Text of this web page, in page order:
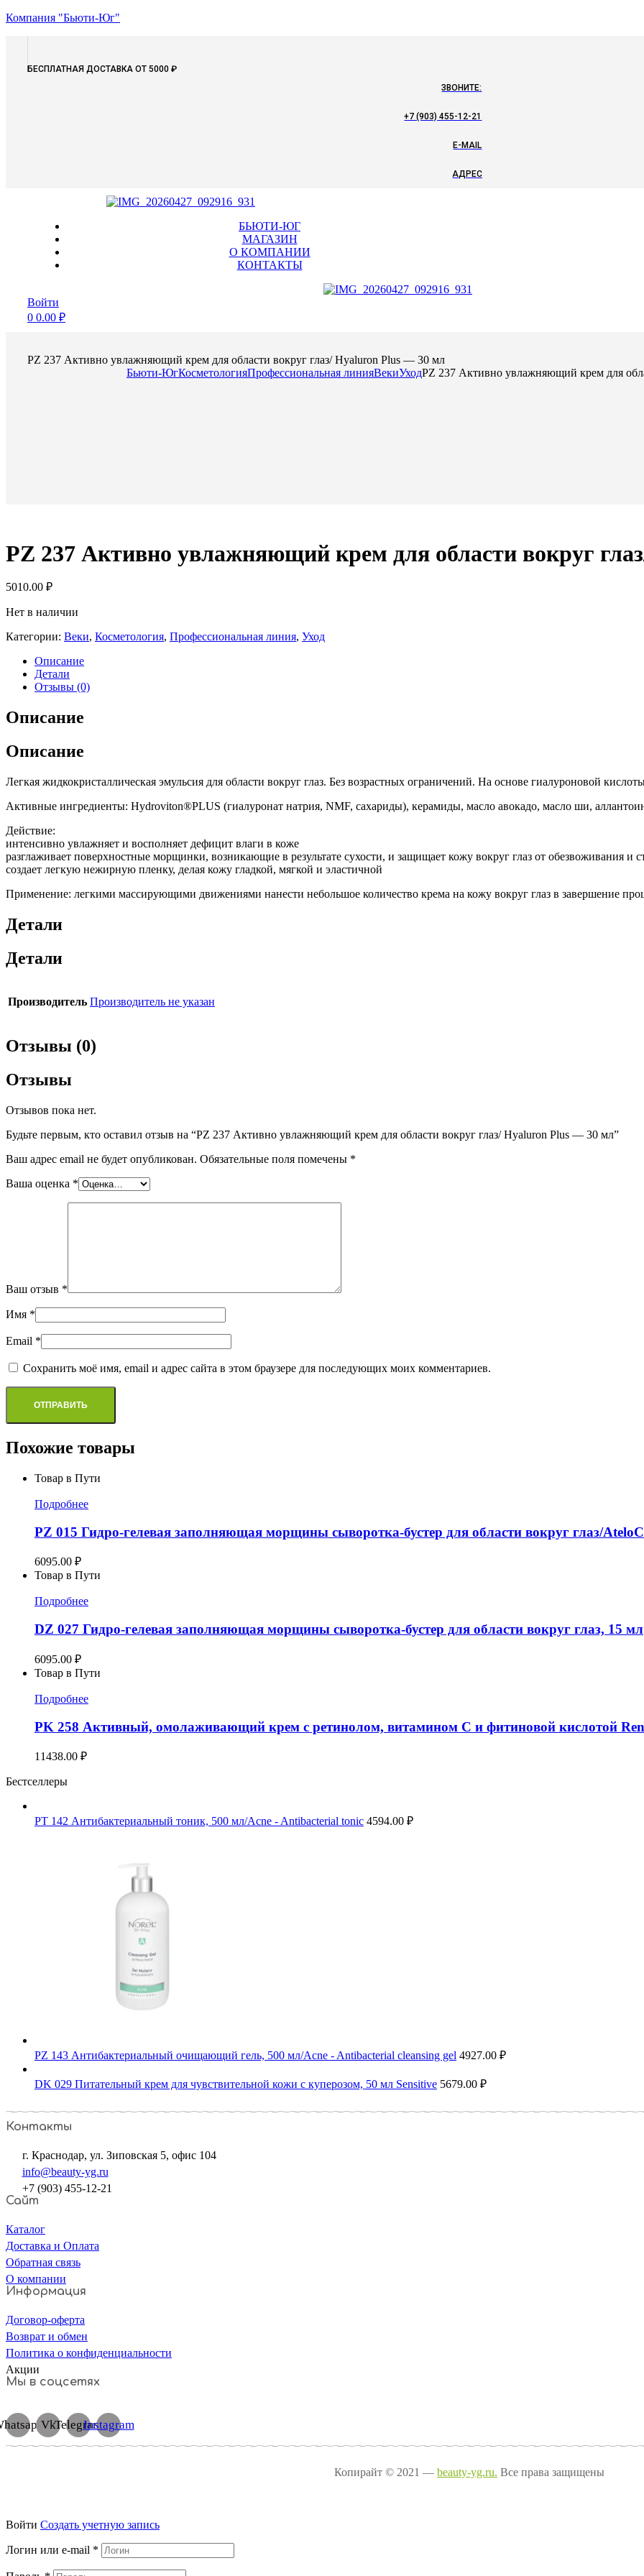
Компания "Бьюти-Юг"
БЕСПЛАТНАЯ ДОСТАВКА ОТ 5000 ₽
ЗВОНИТЕ:
+7 (903) 455-12-21
E-MAIL
АДРЕС
БЬЮТИ-ЮГ
МАГАЗИН
О КОМПАНИИ
КОНТАКТЫ
Войти
0 0.00 ₽
PZ 237 Активно увлажняющий крем для области вокруг глаз/ Hyaluron Plus — 30 мл
Бьюти-ЮгКосметологияПрофессиональная линияВекиУходPZ 237 Активно увлажняющий крем для
PZ 237 Активно увлажняющий крем для области вокруг
5010.00 ₽
Нет в наличии
Категории: Веки, Косметология, Профессиональная линия, Уход
Описание
Детали
Отзывы (0)
Описание
Описание
Легкая жидкокристаллическая эмульсия для области вокруг глаз. Без возрастных ограничений. На основе гиалуроновой
Активные ингредиенты: Hydroviton®PLUS (гиалуронат натрия, NMF, сахариды), керамиды, масло авокадо, масло ши,
Действие:
интенсивно увлажняет и восполняет дефицит влаги в коже
разглаживает поверхностные морщинки, возникающие в результате сухости, и защищает кожу вокруг глаз от обезвоживания и
создает легкую нежирную пленку, делая кожу гладкой, мягкой и эластичной
Применение: легкими массирующими движениями нанести небольшое количество крема на кожу вокруг глаз в завершение
Детали
Детали
Производитель Производитель не указан
Отзывы (0)
Отзывы
Отзывов пока нет.
Будьте первым, кто оставил отзыв на “PZ 237 Активно увлажняющий крем для области вокруг глаз/ Hyaluron Plus — 30 мл”
Ваш адрес email не будет опубликован. Обязательные поля помечены *
Ваша оценка *
Ваш отзыв *
Имя *
Email *
Сохранить моё имя, email и адрес сайта в этом браузере для последующих моих комментариев.
Похожие товары
Товар в Пути
Подробнее
PZ 015 Гидро-гелевая заполняющая морщины сыворотка-бустер для области вокруг глаз/
6095.00 ₽
Товар в Пути
Подробнее
DZ 027 Гидро-гелевая заполняющая морщины сыворотка-бустер для области вокруг глаз, 15 мл
6095.00 ₽
Товар в Пути
Подробнее
PK 258 Активный, омолаживающий крем с ретинолом, витамином С и фитиновой кислотой
11438.00 ₽
Бестселлеры
PT 142 Антибактериальный тоник, 500 мл/Acne - Antibacterial tonic 4594.00 ₽
PZ 143 Антибактериальный очищающий гель, 500 мл/Acne - Antibacterial cleansing gel 4927.00 ₽
DK 029 Питательный крем для чувствительной кожи с куперозом, 50 мл Sensitive 5679.00 ₽
Контакты
г. Краснодар, ул. Зиповская 5, офис 104
info@beauty-yg.ru
+7 (903) 455-12-21
Сайт
Каталог
Доставка и Оплата
Обратная связь
О компании
Информация
Договор-оферта
Возврат и обмен
Политика о конфиденциальности
Акции
Мы в соцсетях
VkTelegramInstagram
Копирайт © 2021 — beauty-yg.ru. Все права защищены
Войти Cоздать учетную запись
Логин или e-mail *